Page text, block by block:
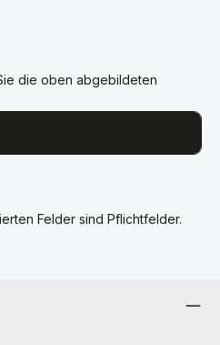
die oben abgebildeten
Felder sind Pflichtfelder.